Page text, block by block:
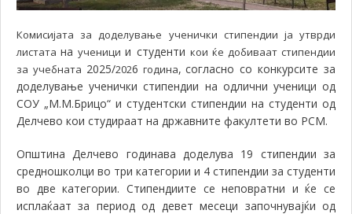
Комисијата за доделување ученички стипендии ја утврди
листатанаучениции студенти кои ќе добиваат стипендии
за учебната 2025/2026 година, согласно со конкурсите за
доделување ученички стипендии на одлични ученици од
СОУ „М.М.Брицо“ и студентски стипендии на студенти од
Делчево кои студираат на државните факултети во РСМ.
Општина Делчево годинава доделува 19 стипендии за
средношколци во три категории и 4 стипендии за студенти
во две категории. Стипендиите се неповратни и ќе се
исплаќаат за период од девет месеци започнувајќи од